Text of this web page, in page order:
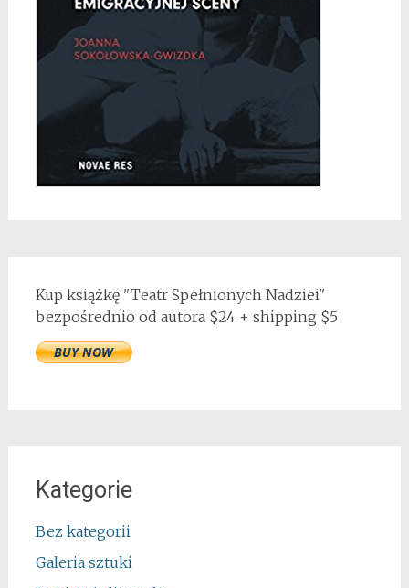
Kup książkę "Teatr Spełnionych Nadziei"
bezpośrednio od autora $24 + shipping $5
Kategorie
Bez kategorii
Galeria sztuki